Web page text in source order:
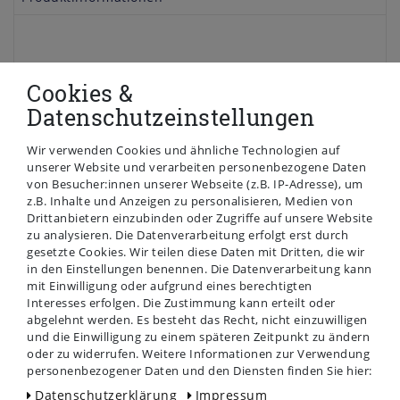
Duscharmatur kann Wasserdurchfluss-
und Temperatur genau justiert werden.
minimiert das Risiko einer Verbrühung.
PASSEND: Das
Duschthermostat LONDON verfügt über
einen ½“ Brauseschlauchanschluss, an
dem sich alle gängigen Schläuche
montieren lassen. Es wird kein
zusätzliches Anschlussstück benötigt.
EINFACHE MONTAGE: Das mitgelieferte
Montageset mit allen erforderlichen
Komponenten sowie einer deutschen
Montageanleitung machen die
Installation selbst für einen Laien zum
Kinderspiel.
Cookies &
Datenschutzeinstellungen
Wir verwenden Cookies und ähnliche Technologien auf
unserer Website und verarbeiten personenbezogene Daten
von Besucher:innen unserer Webseite (z.B. IP-Adresse), um
z.B. Inhalte und Anzeigen zu personalisieren, Medien von
Drittanbietern einzubinden oder Zugriffe auf unsere Website
zu analysieren. Die Datenverarbeitung erfolgt erst durch
gesetzte Cookies. Wir teilen diese Daten mit Dritten, die wir
in den Einstellungen benennen. Die Datenverarbeitung kann
mit Einwilligung oder aufgrund eines berechtigten
Interesses erfolgen. Die Zustimmung kann erteilt oder
abgelehnt werden. Es besteht das Recht, nicht einzuwilligen
und die Einwilligung zu einem späteren Zeitpunkt zu ändern
oder zu widerrufen. Weitere Informationen zur Verwendung
personenbezogener Daten und den Diensten finden Sie hier:
Daten­schutz­erklärung Impressum